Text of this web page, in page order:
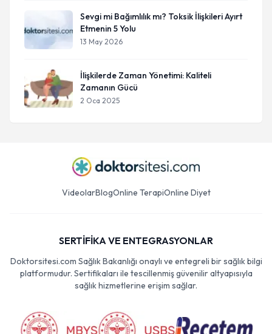
Sevgi mi Bağımlılık mı? Toksik İlişkileri Ayırt
Etmenin 5 Yolu
13 May 2026
İlişkilerde Zaman Yönetimi: Kaliteli
Zamanın Gücü
2 Oca 2025
VideolarBlogOnline TerapiOnline Diyet
SERTİFİKA VE ENTEGRASYONLAR
Doktorsitesi.com Sağlık Bakanlığı onaylı ve entegreli bir sağlık bilgi
platformudur. Sertifikaları ile tescillenmiş güvenilir altyapısıyla
sağlık hizmetlerine erişim sağlar.